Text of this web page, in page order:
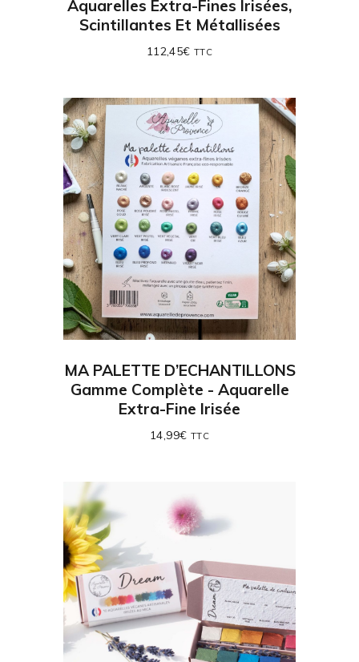
Aquarelles Extra-Fines Irisées,
Scintillantes Et Métallisées
112,45€ TTC
MA PALETTE D’ECHANTILLONS
Gamme Complète - Aquarelle
Extra-Fine Irisée
14,99€ TTC